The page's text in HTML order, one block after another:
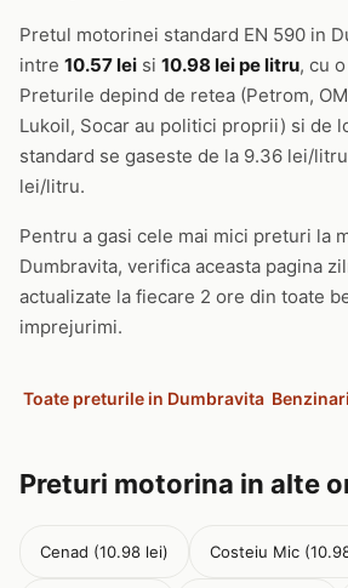
Pretul motorinei standard EN 590 in
intre 10.57 lei si 10.98 lei pe litru, cu
Preturile depind de retea (Petrom,
Lukoil, Socar au politici proprii) si de
standard se gaseste de la 9.36 lei/
lei/litru.
Pentru a gasi cele mai mici preturi la
Dumbravita, verifica aceasta pagina
actualizate la fiecare 2 ore din toate
imprejurimi.
Toate preturile in Dumbravita
Preturi motorina in alte
Cenad (10.98 lei) Costeiu Mic